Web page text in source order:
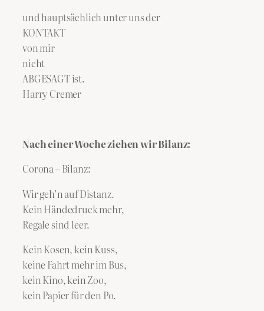
und hauptsächlich unter uns der
KONTAKT
von mir
nicht
ABGESAGT ist.
Harry Cremer
Nach einer Woche ziehen wir Bilanz:
Corona – Bilanz:
Wir geh’n auf Distanz.
Kein Händedruck mehr,
Regale sind leer.
Kein Kosen, kein Kuss,
keine Fahrt mehr im Bus,
kein Kino, kein Zoo,
kein Papier für den Po.